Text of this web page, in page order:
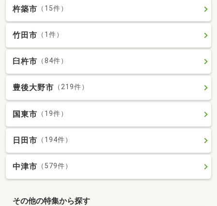
杵築市 （15件）
竹田市 （1件）
臼杵市 （84件）
豊後大野市 （219件）
国東市 （19件）
日田市 （194件）
中津市 （579件）
その他の特集から探す